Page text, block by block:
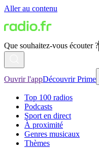
Aller au contenu
Que souhaitez-vous écouter ?
Ouvrir l'appDécouvrir Prime
Top 100 radios
Podcasts
Sport en direct
À proximité
Genres musicaux
Thèmes